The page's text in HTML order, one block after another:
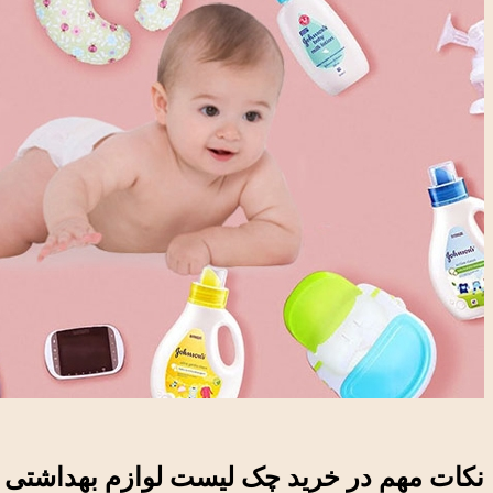
نکات مهم در خرید چک لیست لوازم بهداشتی